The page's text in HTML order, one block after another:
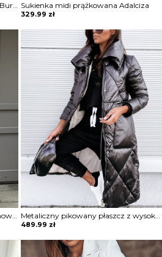
Sukienka dopasowana koronkowa Burcin Sukienka midi prążkowana Adalciza
329.99 zł
Oversizowa pikowana kurtka puchowa z kapturem Thamara Metaliczny pikowany płaszcz z wysoką stójką Mako
489.99 zł